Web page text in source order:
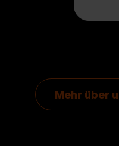
Mehr über